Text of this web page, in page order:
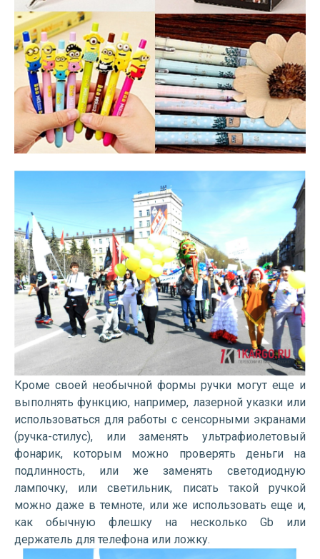
Кроме своей необычной формы ручки могут еще и
выполнять функцию, например, лазерной указки или
использоваться для работы с сенсорными экранами
(ручка-стилус), или заменять ультрафиолетовый
фонарик, которым можно проверять деньги на
подлинность, или же заменять светодиодную
лампочку, или светильник, писать такой ручкой
можно даже в темноте, или же использовать еще и,
как обычную флешку на несколько Gb или
держатель для телефона или ложку.